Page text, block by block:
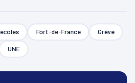
écoles Fort-de-France Grève
UNE